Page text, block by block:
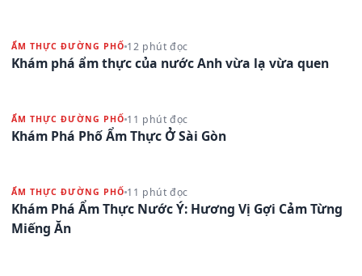
ẨM THỰC ĐƯỜNG PHỐ 12 phút đọc
Khám phá ẩm thực của nước Anh vừa lạ vừa quen
ẨM THỰC ĐƯỜNG PHỐ 11 phút đọc
Khám Phá Phố Ẩm Thực Ở Sài Gòn
ẨM THỰC ĐƯỜNG PHỐ 11 phút đọc
Khám Phá Ẩm Thực Nước Ý: Hương Vị Gợi Cảm Từng
Miếng Ăn